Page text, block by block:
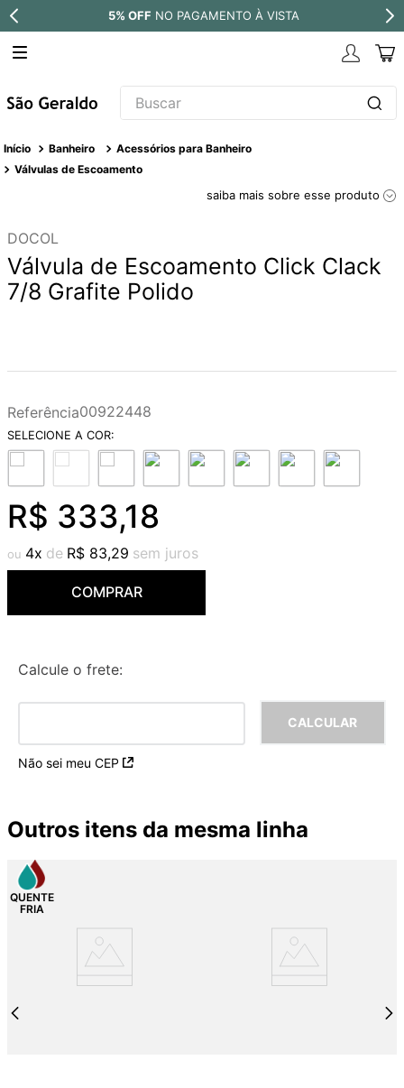
5% OFF NO PAGAMENTO À VISTA
Buscar
Banheiro
Acessórios para Banheiro
Válvulas de Escoamento
saiba mais sobre esse produto
DOCOL
Válvula de Escoamento Click Clack
7/8 Grafite Polido
Referência00922448
R$ 333,18
4 R$ 83,29
COMPRAR
Calcule o frete:
Não sei meu CEP
Outros itens da mesma linha
TERMOS MAIS BUSCADOS
1º
revestimento
3º
4º
deca acabamento registro
5º
perola
9º
cobre escovado
10º grafite escovado